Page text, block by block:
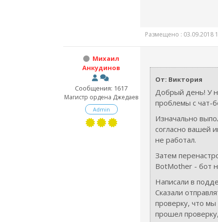
Размещено : 03.09.2018
Михаил
Анкудинов
Сообщения: 1617
Магистр ордена Джедаев
Admin
От: Виктория
Добрый день! У
проблемы с чат-
Изначально
согласно вашей
не работал.
Затем
BotMother - бот
Написали в
Сказали
проверку, что
прошел